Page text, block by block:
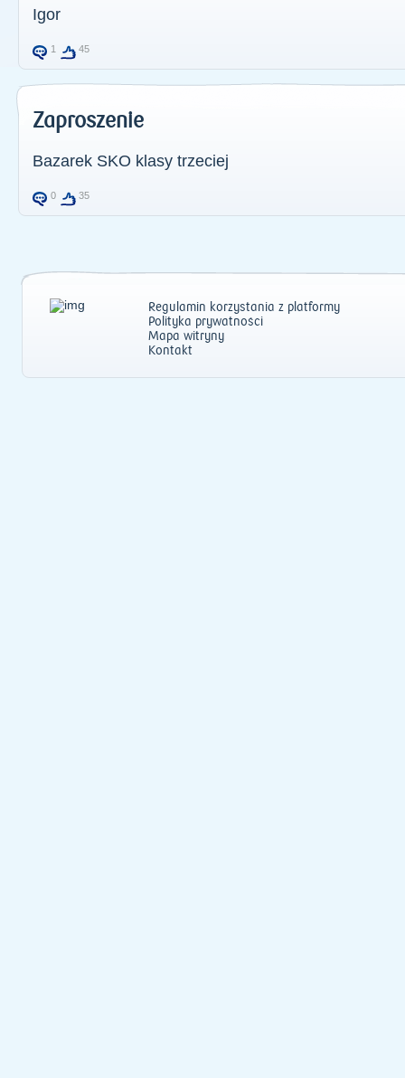
Igor
1 45
Zaproszenie
Bazarek SKO klasy trzeciej
0 35
Regulamin korzystania z platformy
Polityka prywatności
Mapa witryny
Kontakt